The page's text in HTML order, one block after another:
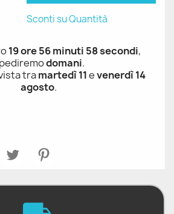
Sconti su Quantità
19 ore 56 minuti 58 secondi,
domani.
tramartedì 11evenerdì 14
agosto.